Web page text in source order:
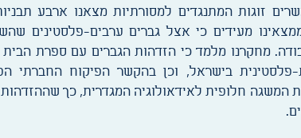
זוגות המתנגדים למסורתיות מצאנו ארבע
ממצאינו מעידים כי אצל גברים ערבים-פלסטינים
מחקרנו מלמד כי הזדהות הגברים עם ספרת
בישראל, וכן בהקשר הפיקוח החברתי
המשגה חלופית לאידאולוגיה המגדרית, כך